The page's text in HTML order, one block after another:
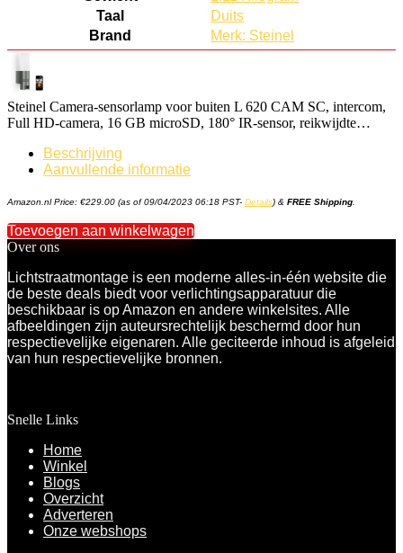
Taal
Duits
Brand
Merk: Steinel
Steinel Camera-sensorlamp voor buiten L 620 CAM SC, intercom,
Full HD-camera, 16 GB microSD, 180° IR-sensor, reikwijdte…
Beschrijving
Aanvullende informatie
Amazon.nl Price: €229.00 (as of 09/04/2023 06:18 PST- Details) & FREE Shipping
Toevoegen aan winkelwagen
Over ons
Lichtstraatmontage is een moderne alles-in-één website die
de beste deals biedt voor verlichtingsapparatuur die
beschikbaar is op Amazon en andere winkelsites. Alle
afbeeldingen zijn auteursrechtelijk beschermd door hun
respectievelijke eigenaren. Alle geciteerde inhoud is afgeleid
van hun respectievelijke bronnen.
Snelle Links
Home
Winkel
Blogs
Overzicht
Adverteren
Onze webshops